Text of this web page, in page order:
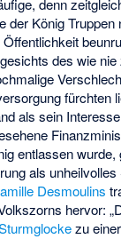
der König Truppen
des wie
fürchten
als sein
entlassen wurde,
als unheilvolles
Desmoulins
hervor:
zu einer